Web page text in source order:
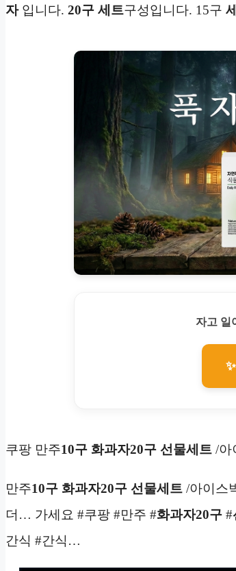
자입니다. 20구 세트구성입니다. 15구
자고 일
쿠팡 만주10구 화과자20구 선물세트 /아
만주10구 화과자20구 선물세트 /아이스
더… 가세요 #쿠팡 #만주 #화과자20구 #
간식 #간식…